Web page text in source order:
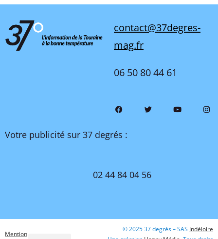
contact@37degres-
mag.fr
06 50 80 44 61
Votre publicité sur 37 degrés :
02 44 84 04 56
Mention
© 2025 37 degrés – SAS Indéloire